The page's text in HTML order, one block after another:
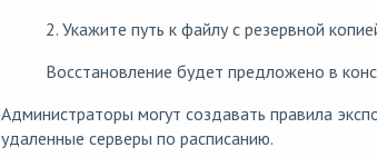
2. Укажите путь к файлу с резервной
Восстановление будет предложено в
Администраторы могут создавать правила
удаленные серверы по расписанию.